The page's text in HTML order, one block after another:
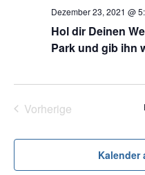
Hol dir Deinen
Park und gib ihn
Dezember 23, 2021 @
Vorherige
Kalender